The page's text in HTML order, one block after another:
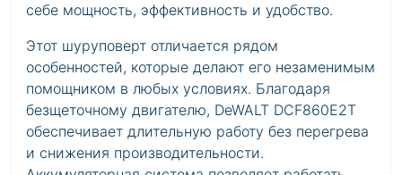
себе мощность, эффективность и удобство.
Этот шуруповерт отличается рядом
особенностей, которые делают его незаменимым
помощником в любых условиях. Благодаря
безщеточному двигателю, DeWALT DCF860E2T
обеспечивает длительную работу без перегрева
и снижения производительности.